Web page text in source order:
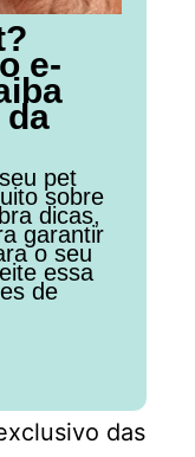
e-
pet
sobre
dicas,
garantir
o seu
essa
de
das